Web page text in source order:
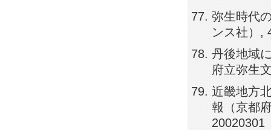
弥生時代
ンス社）,
丹後地域
府立弥生
近畿地方
報（京都
20020301